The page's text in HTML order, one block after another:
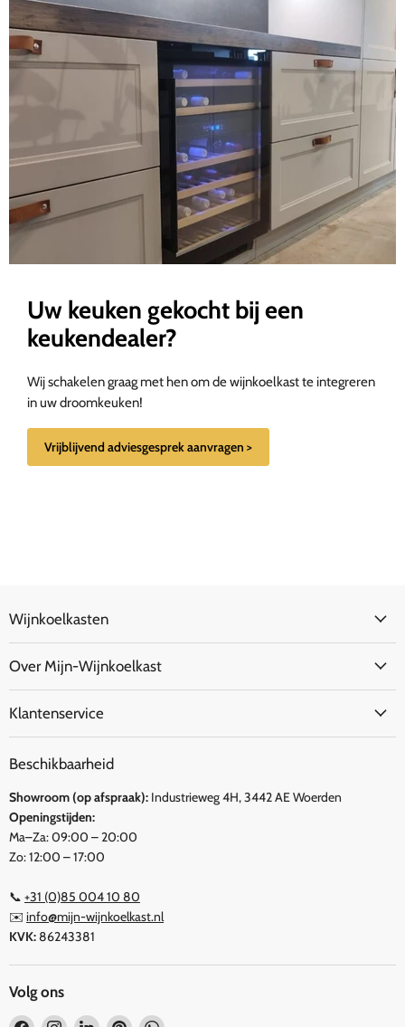
Uw keuken gekocht bij een
keukendealer?
Wij schakelen graag met hen om de wijnkoelkast te integreren
in uw droomkeuken!
Vrijblijvend adviesgesprek aanvragen >
Wijnkoelkasten
Over Mijn-Wijnkoelkast
Klantenservice
Beschikbaarheid
Showroom (op afspraak): Industrieweg 4H, 3442 AE Woerden
Openingstijden:
Ma–Za: 09:00 – 20:00
Zo: 12:00 – 17:00
📞 +31 (0)85 004 10 80
✉️ info@mijn-wijnkoelkast.nl
KVK:86243381
Volg ons